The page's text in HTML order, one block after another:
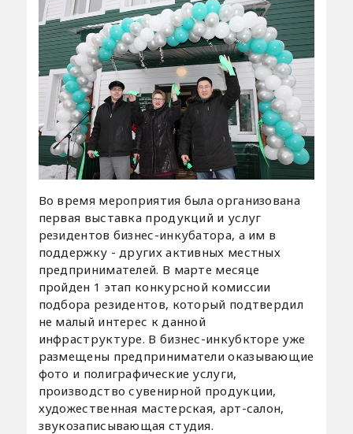
Во время мероприятия была организована
первая выставка продукций и услуг
резидентов бизнес-инкубатора, а им в
поддержку - других активных местных
предпринимателей. В марте месяце
пройден 1 этап конкурсной комиссии
подбора резидентов, который подтвердил
не малый интерес к данной
инфраструктуре. В бизнес-инкубкторе уже
размещены предприниматели оказывающие
фото и полиграфические услуги,
производство сувенирной продукции,
художественная мастерская, арт-салон,
звукозаписывающая студия.